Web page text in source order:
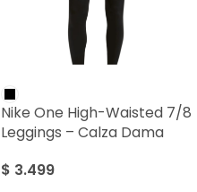
Nike One High-Waisted 7/8
Leggings – Calza Dama
$ 3.499